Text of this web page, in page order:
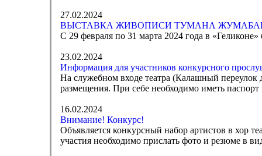
27.02.2024
ВЫСТАВКА ЖИВОПИСИ ТУМАНА
С 29 февраля по 31 марта 2024 года в
23.02.2024
Информация для участников конкурсного
На служебном входе театра (Калашный переулок
размещения. При себе необходимо иметь
16.02.2024
Внимание! Конкурс!
Объявляется конкурсный набор артистов в хор
участия необходимо прислать фото и резюме в